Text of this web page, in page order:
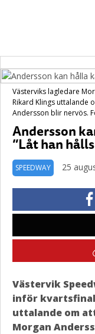
Västerviks lagledare
Rikard Klings uttalande
Andersson blir nervös.
Andersson
”Låt han
SPEEDWAY 25
Västervik
inför
uttalande om
Morgan